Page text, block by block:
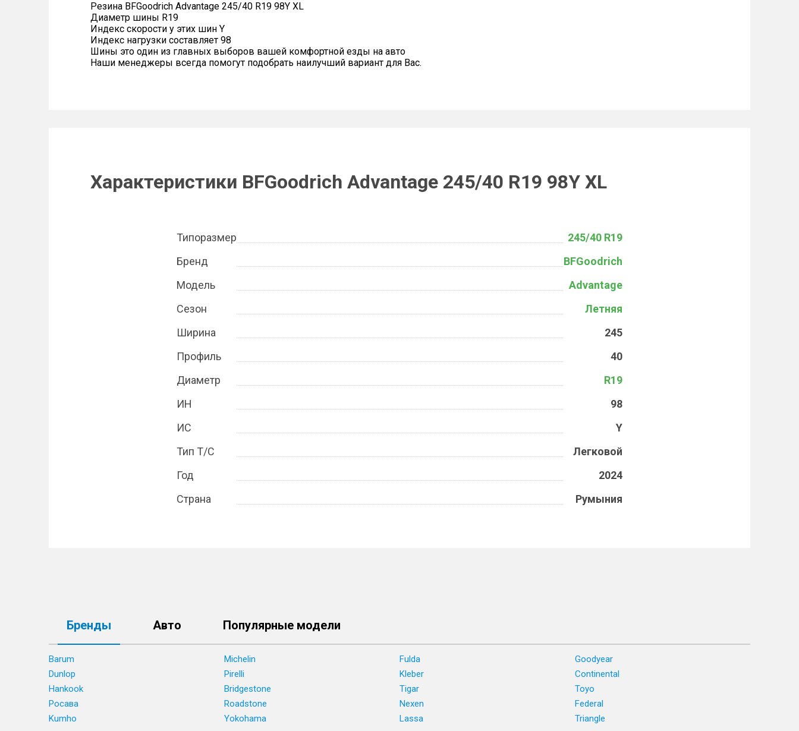
Резина BFGoodrich Advantage 245/40 R19 98Y XL
Диаметр шины R19
Индекс скорости у этих шин Y
Индекс нагрузки составляет 98
Шины это один из главных выборов вашей комфортной езды на авто
Наши менеджеры всегда помогут подобрать наилучший вариант для Вас.
Характеристики BFGoodrich Advantage 245/40 R19 98Y XL
Типоразмер
245/40 R19
Бренд
BFGoodrich
Модель
Advantage
Сезон
Летняя
Ширина
245
Профиль
40
Диаметр
R19
ИН
98
ИС
Y
Тип Т/С
Легковой
Год
2024
Страна
Румыния
Бренды Авто Популярные модели
Barum Michelin Fulda
Goodyear
Dunlop
Pirelli Kleber
Continental
Hankook
Bridgestone Tigar
Toyo
Росава
Roadstone Nexen
Federal
Kumho
Yokohama Lassa Triangle